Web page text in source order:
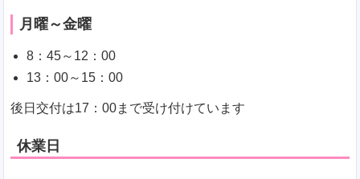
月曜～金曜
8：45～12：00
13：00～15：00
後日交付は17：00まで受け付けています
休業日